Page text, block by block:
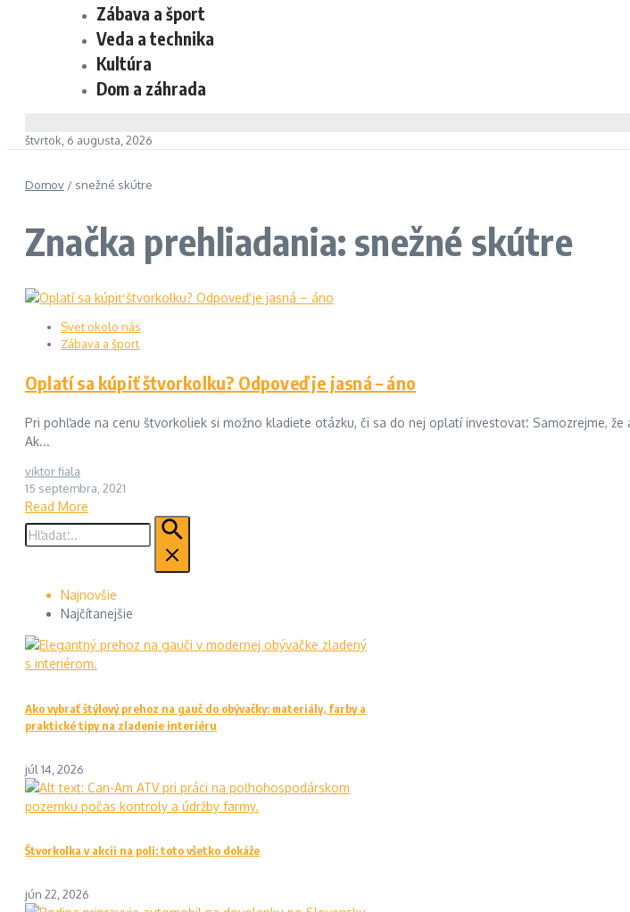
Zábava a šport
Veda a technika
Kultúra
Dom a záhrada
štvrtok, 6 augusta, 2026
Domov / snežné skútre
Značka prehliadania: snežné skútre
Svet okolo nás
Zábava a šport
Oplatí sa kúpiť štvorkolku? Odpoveď je jasná – áno
Pri pohľade na cenu štvorkoliek si možno kladiete otázku, či sa do nej oplatí investovať. Samozrejme,
Ak...
viktor fiala
15 septembra, 2021
Read More
Hľadať:
Najnovšie
Najčítanejšie
Ako vybrať štýlový prehoz na gauč do obývačky: materiály, farby a
praktické tipy na zladenie interiéru
júl 14, 2026
Štvorkolka v akcii na poli: toto všetko dokáže
jún 22, 2026